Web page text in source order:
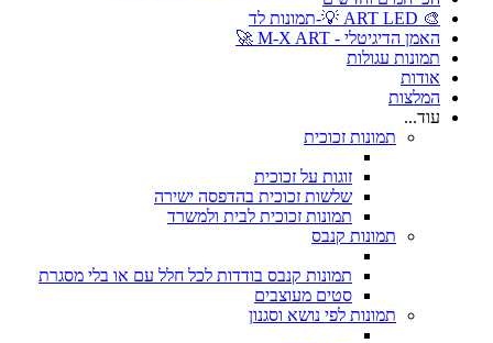
🎨 ART LED 💡-תמונות לד
האמן הדיגיטלי - M-X ART 🚀
תמונות עגולות
אודות
המלצות
עוד...
תמונות זכוכית
זוגות על זכוכית
שלשות זכוכית בהדפסה ישירה
תמונות זכוכית לבית ולמשרד
תמונות קנבס
תמונות קנבס בודדות לכל חלל עם או בלי מסגרת
סטים מעוצבים
תמונות לפי נושא וסגנון